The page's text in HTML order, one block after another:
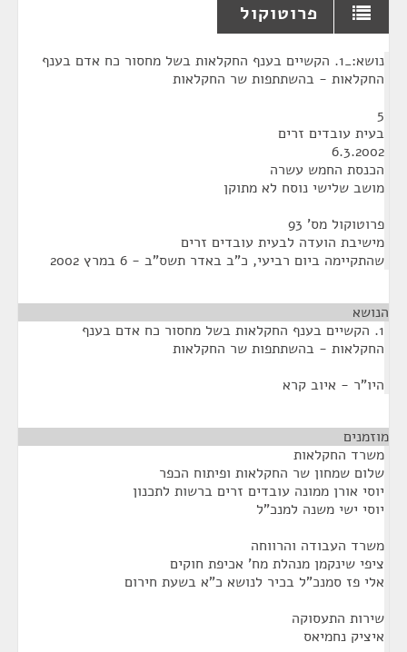
פרוטוקול
נושא:_1. הקשיים בענף החקלאות בשל מחסור כח אדם בענף
החקלאות - בהשתתפות שר החקלאות
5
בעית עובדים זרים
6.3.2002
הכנסת החמש עשרה
מושב שלישי נוסח לא מתוקן
פרוטוקול מס' 93
מישיבת הועדה לבעית עובדים זרים
שהתקיימה ביום רביעי, כ"ב באדר תשס"ב - 6 במרץ 2002
הנושא
1. הקשיים בענף החקלאות בשל מחסור כח אדם בענף
החקלאות - בהשתתפות שר החקלאות
היו"ר - איוב קרא
מוזמנים
משרד החקלאות
שלום שמחון שר החקלאות ופיתוח הכפר
יוסי אורן ממונה עובדים זרים ברשות לתכנון
יוסי ישי משנה למנכ"ל
משרד העבודה והרווחה
ציפי שינקמן מנהלת מח' אכיפת חוקים
אלי פז סמנכ"ל בכיר לנושא כ"א בשעת חירום
שירות התעסוקה
איציק נחמיאס